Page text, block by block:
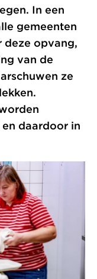
In een
gemeenten
deze opvang,
van de
ze
daardoor in